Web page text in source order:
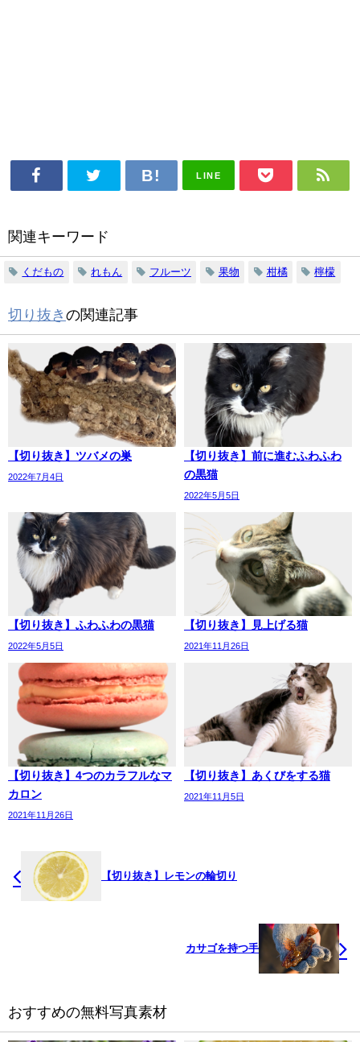
LINE
関連キーワード
くだもの れもん フルーツ 果物 柑橘 檸檬
切り抜き の関連記事
【切り抜き】ツバメの巣
2022年7月4日
【切り抜き】前に進むふわふわ
の黒猫
2022年5月5日
【切り抜き】ふわふわの黒猫
2022年5月5日
【切り抜き】見上げる猫
2021年11月26日
【切り抜き】4つのカラフルなマ
カロン
2021年11月26日
【切り抜き】あくびをする猫
2021年11月5日
【切り抜き】レモンの輪切り
カサゴを持つ手
おすすめの無料写真素材